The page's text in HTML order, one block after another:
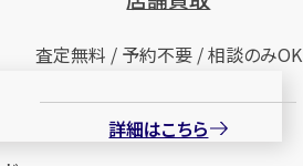
査定無料 / 予約不要 / 相談のみOK
詳細はこちら